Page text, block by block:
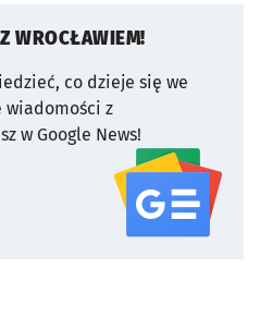
WROCŁAWIEM!
co dzieje się we
wiadomości z
w Google News!
serwisu